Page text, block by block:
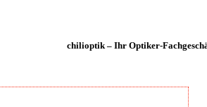
chilioptik – Ihr Optiker-